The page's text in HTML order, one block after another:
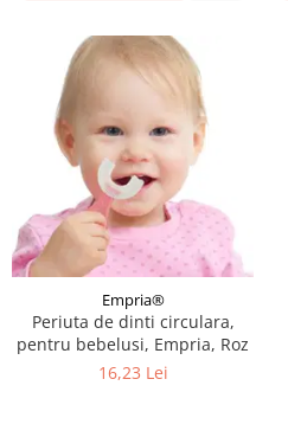
Empria®
Periuta de dinti circulara,
pentru bebelusi, Empria, Roz
16,23 Lei